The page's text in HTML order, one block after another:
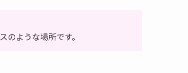
ような場所です。